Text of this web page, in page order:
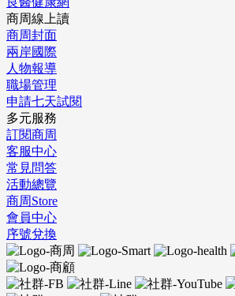
商周線上讀
商周封面
兩岸國際
人物報導
職場管理
申請七天試閱
多元服務
訂閱商周
客服中心
常見問答
活動總覽
商周Store
會員中心
序號兌換